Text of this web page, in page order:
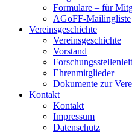
Formulare – für
AGoFF-Mailingliste
Vereinsgeschichte
Vereinsgeschichte
Vorstand
Ehrenmitglieder
Dokumente zur
Kontakt
Kontakt
Impressum
Datenschutz